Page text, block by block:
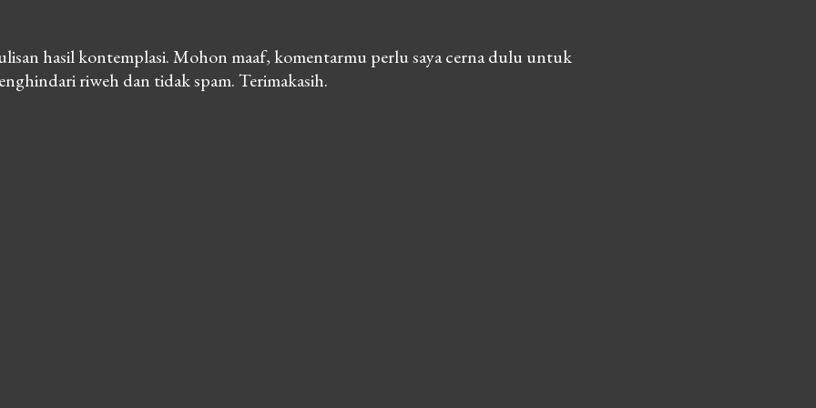
hasil kontemplasi. Mohon maaf, komentarmu perlu saya cerna dulu untuk
riweh dan tidak spam. Terimakasih.